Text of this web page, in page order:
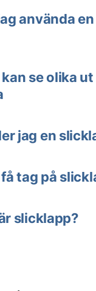
använda en
se olika
jag en
tag på
slicklapp?